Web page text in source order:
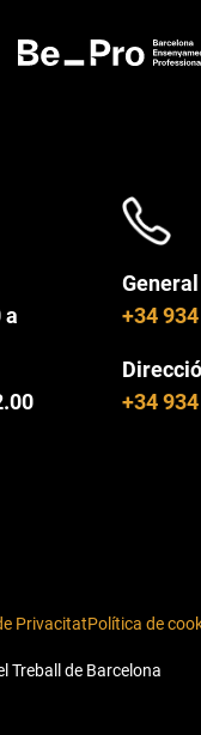
a
General
+34 934
+34 934
PrivacitatPolítica de
Treball de Barcelona